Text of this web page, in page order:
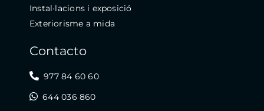
Instal·lacions i exposició
Exteriorisme a mida
Contacto
977 84 60 60
644 036 860